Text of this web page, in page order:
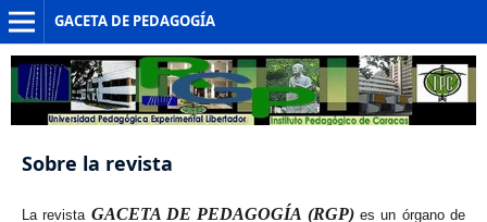
GACETA DE PEDAGOGÍA
Sobre la revista
La revista GACETA DE PEDAGOGÍA (RGP)es un órgano de